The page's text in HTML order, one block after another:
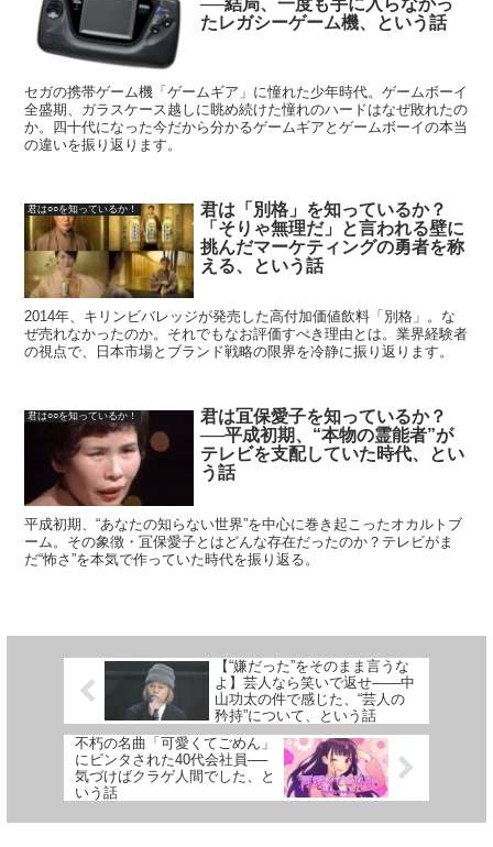
たレガシーゲーム機、という話
セガの携帯ゲーム機「ゲームギア」に憧れた少年時代。ゲームボーイ
全盛期、ガラスケース越しに眺め続けた憧れのハードはなぜ敗れたの
か。四十代になった今だから分かるゲームギアとゲームボーイの本当
の違いを振り返ります。
君は○○を知っているか！
君は「別格」を知っているか？
「そりゃ無理だ」と言われる壁に
挑んだマーケティングの勇者を称
える、という話
2014年、キリンビバレッジが発売した高付加価値飲料「別格」。な
ぜ売れなかったのか。それでもなお評価すべき理由とは。業界経験者
の視点で、日本市場とブランド戦略の限界を冷静に振り返ります。
君は○○を知っているか！
君は冝保愛子を知っているか？
──平成初期、“本物の霊能者”が
テレビを支配していた時代、とい
う話
平成初期、“あなたの知らない世界”を中心に巻き起こったオカルトブ
ーム。その象徴・冝保愛子とはどんな存在だったのか？テレビがま
だ“怖さ”を本気で作っていた時代を振り返る。
【“嫌だった”をそのまま言うな
よ】芸人なら笑いで返せ――中
山功太の件で感じた、“芸人の
矜持”について、という話
不朽の名曲「可愛くてごめん」
にビンタされた40代会社員──
気づけばクラゲ人間でした、と
いう話